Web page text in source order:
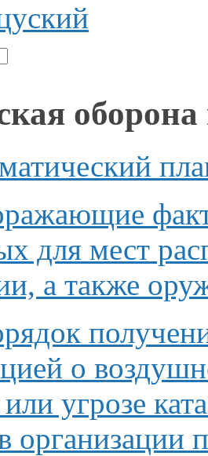
для мест
а также
о
угрозе
организации